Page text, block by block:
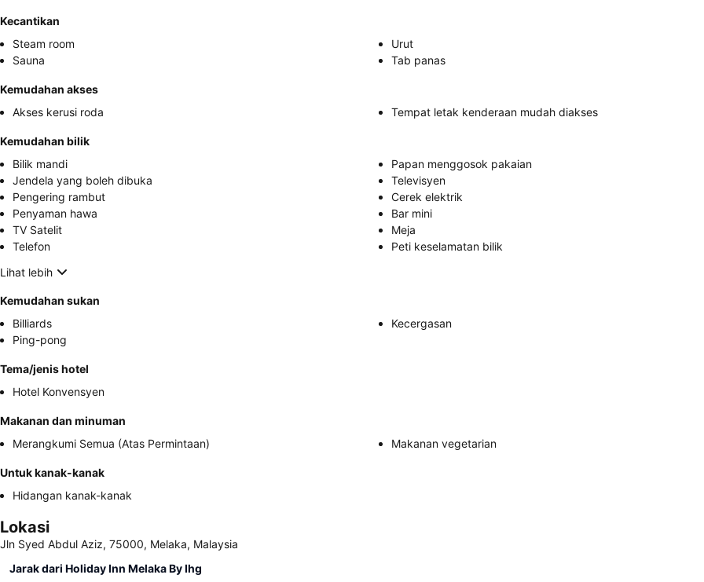
Kecantikan
Steam room
Urut
Sauna
Tab panas
Kemudahan akses
Akses kerusi roda
Tempat letak kenderaan mudah diakses
Kemudahan bilik
Bilik mandi
Papan menggosok pakaian
Jendela yang boleh dibuka
Televisyen
Pengering rambut
Cerek elektrik
Penyaman hawa
Bar mini
TV Satelit
Meja
Telefon
Peti keselamatan bilik
Lihat lebih
Kemudahan sukan
Billiards
Kecergasan
Ping-pong
Tema/jenis hotel
Hotel Konvensyen
Makanan dan minuman
Merangkumi Semua (Atas Permintaan)
Makanan vegetarian
Untuk kanak-kanak
Hidangan kanak-kanak
Lokasi
Jln Syed Abdul Aziz, 75000, Melaka, Malaysia
Jarak dari Holiday Inn Melaka By Ihg